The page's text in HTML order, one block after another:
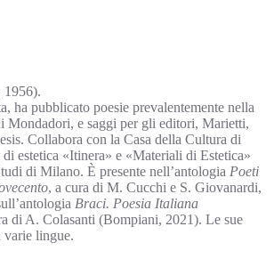
ha pubblicato poesie prevalentemente nella
Mondadori, e saggi per gli editori, Marietti,
Collabora con la Casa della Cultura di
estetica «Itinera» e «Materiali di Estetica»
di Milano. È presente nell’antologia Poeti
, a cura di M. Cucchi e S. Giovanardi,
Braci. Poesia Italiana
di A. Colasanti (Bompiani, 2021). Le sue
varie lingue.